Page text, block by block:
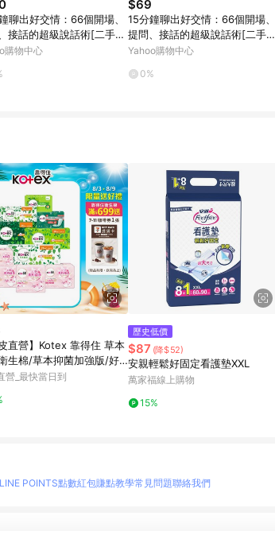
聊出好交情：66個開場、
接話的超級說話術[二手書
]購物中心
$69
15分鐘聊出好交情：66個開場、
提問、接話的超級說話術[二手書
_良好]
Yahoo購物中心
0%
皮直營】Kotex 靠得住 草本
生棉/草本抑菌加強版/好
日用/夜用/護墊 乾爽新
營_最快當日到
歷史低價
$87 (降$52)
安親輕鬆好固定看護墊XXL
萬家福線上購物
15%
LINE POINTS點數紅包賺點教學常見問題聯絡我們